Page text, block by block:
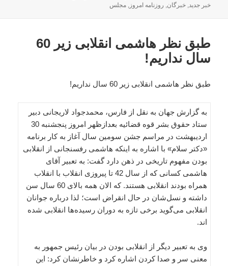
شده
خبر جدید ,خبرگان روزنامه امروز ,مجلس
طبق نظر هاشمی انقلابی زیر 60
سال نداریم!
طبق نظر هاشمی انقلابی زیر 60 سال نداریم!
به گزارش جهان به نقل از فارس، محمدجواد لاریجانی دبیر
ستاد حقوق ‌بشر قوه قضائیه بعدازظهر امروز پنجشنبه 30
اردیبهشت در مراسم جشن سومین سال آغاز به کار برنامه
«دکتر سلام» با اشاره به اینکه هاشمی رفسنجانی از انقلابی
بودن مفهوم تاریخی در ذهن دارد گفت: به تعبیر آقای
هاشمی کسانی که از سال 42 تا پیروزی انقلاب با انقلاب
همراه بودند انقلابی هستند. که الان همه بالای 60 سال سن
داشته و نسل‌شان در حال انقراض است؛ لذا درباره جوانان
انقلابی می‌گوید برخی تازه به دوران رسیده‌ها انقلابی شده
اند.
وی به تعبیر دیگر از انقلابی بودن در بیان رئیس جمهور به
معنی سر و صدا کردن اشاره کرد و خاطرنشان کرد: این